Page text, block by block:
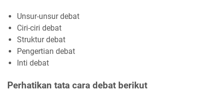
Unsur-unsur debat
Ciri-ciri debat
Struktur debat
Pengertian debat
Inti debat
Perhatikan tata cara debat berikut